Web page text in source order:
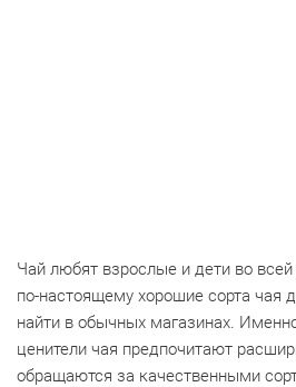
Чай любят взрослые и дети во
по-настоящему хорошие сорта чая
найти в обычных магазинах.
ценители чая предпочитают
обращаются за качественными